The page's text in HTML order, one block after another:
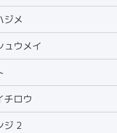
ジメ
ュウメイ
チロウ
ジ 2